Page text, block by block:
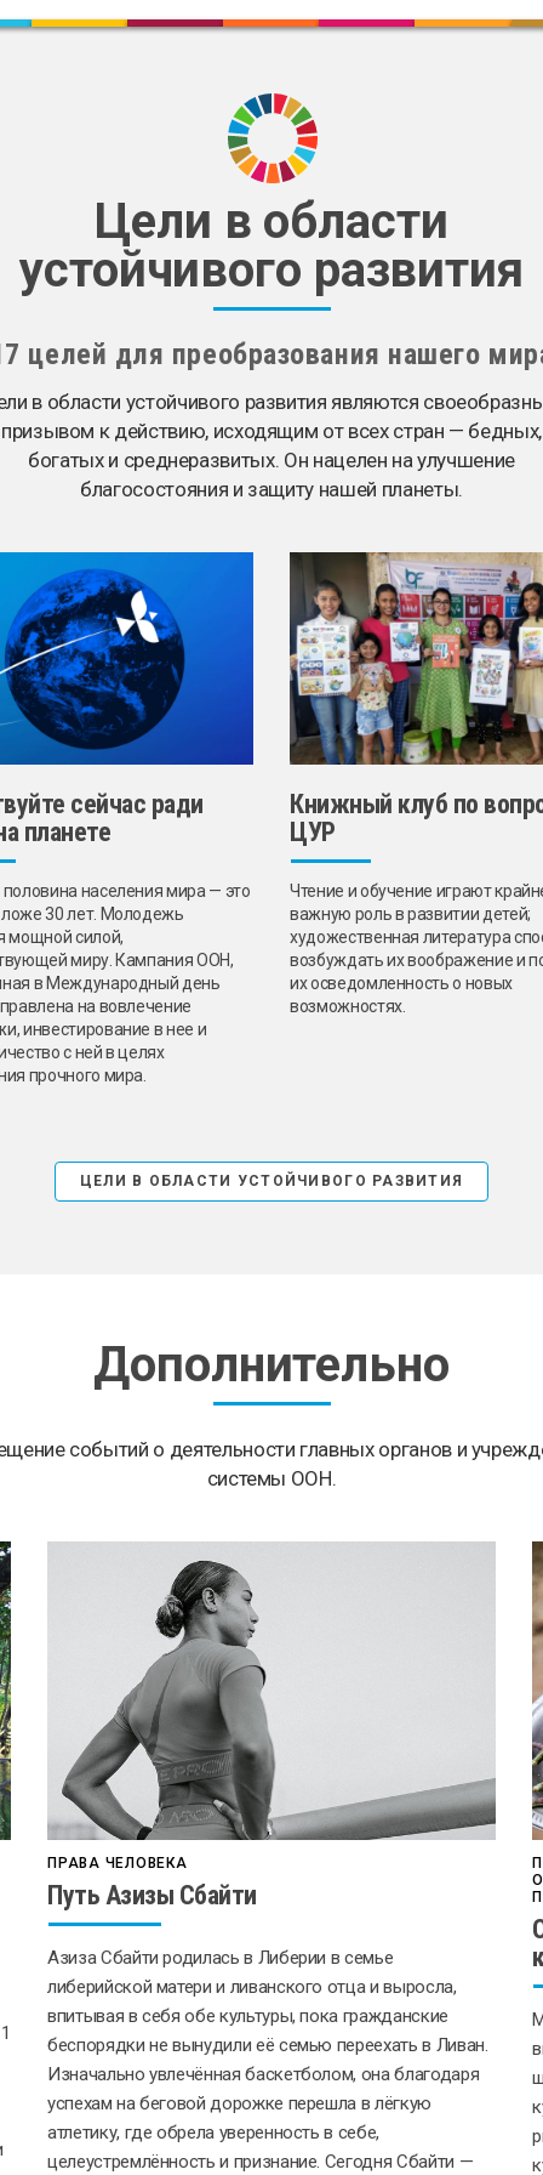
Цели в области
устойчивого развития
целей для преобразования нашего
в области устойчивого развития являются
призывом к действию, исходящим от всех стран — бедных,
богатых и среднеразвитых. Он нацелен на улучшение
благосостояния и защиту нашей планеты.
сейчас ради
планете
населения мира — это
30 лет. Молодежь
мощной силой,
миру. Кампания ООН,
в Международный день
на вовлечение
инвестирование в нее и
с ней в целях
прочного мира.
Книжный клуб по
ЦУР
Чтение и обучение играют
важную роль в развитии детей;
художественная литература
возбуждать их воображение и
их осведомленность о новых
возможностях.
ЦЕЛИ В ОБЛАСТИ УСТОЙЧИВОГО РАЗВИТИЯ
Дополнительно
событий о деятельности главных органов и
системы ООН.
ПРАВА ЧЕЛОВЕКА
Путь Азизы Сбайти
Азиза Сбайти родилась в Либерии в семье
либерийской матери и ливанского отца и выросла,
впитывая в себя обе культуры, пока гражданские
беспорядки не вынудили её семью переехать в Ливан.
Изначально увлечённая баскетболом, она благодаря
успехам на беговой дорожке перешла в лёгкую
атлетику, где обрела уверенность в себе,
целеустремлённость и признание. Сегодня Сбайти —